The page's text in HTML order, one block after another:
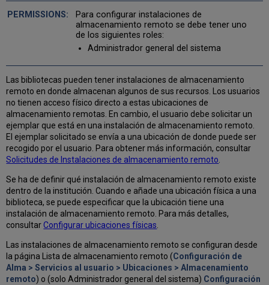
Para configurar instalaciones de
almacenamiento remoto se debe tener uno
de los siguientes roles:
Administrador general del sistema
Las bibliotecas pueden tener instalaciones de almacenamiento
remoto en donde almacenan algunos de sus recursos. Los usuarios
no tienen acceso físico directo a estas ubicaciones de
almacenamiento remotas. En cambio, el usuario debe solicitar un
ejemplar que está en una instalación de almacenamiento remoto.
El ejemplar solicitado se envía a una ubicación de donde puede ser
recogido por el usuario. Para obtener más información, consultar
Solicitudes de Instalaciones de almacenamiento remoto.
Se ha de definir qué instalación de almacenamiento remoto existe
dentro de la institución. Cuando e añade una ubicación física a una
biblioteca, se puede especificar que la ubicación tiene una
instalación de almacenamiento remoto. Para más detalles,
consultarConfigurar ubicaciones físicas.
Las instalaciones de almacenamiento remoto se configuran desde
la página Lista de almacenamiento remoto (Configuración de
Alma > Servicios al usuario > Ubicaciones > Almacenamiento
remoto) o (solo Administrador general del sistema) Configuración